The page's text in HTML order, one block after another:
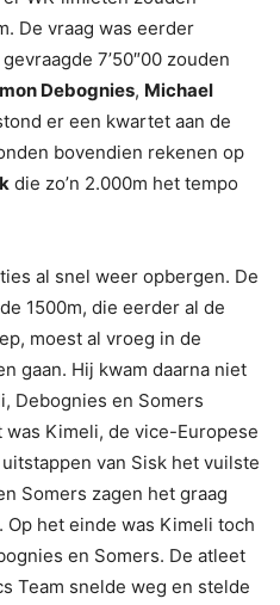
De vraag was eerder
7’50″00 zouden
Debognies, Michael
er een kwartet aan de
bovendien rekenen op
die zo’n 2.000m het tempo
al snel weer opbergen. De
1500m, die eerder al de
moest al vroeg in de
gaan. Hij kwam daarna niet
Debognies en Somers
Kimeli, de vice-Europese
van Sisk het vuilste
Somers zagen het graag
het einde was Kimeli toch
en Somers. De atleet
Team snelde weg en stelde